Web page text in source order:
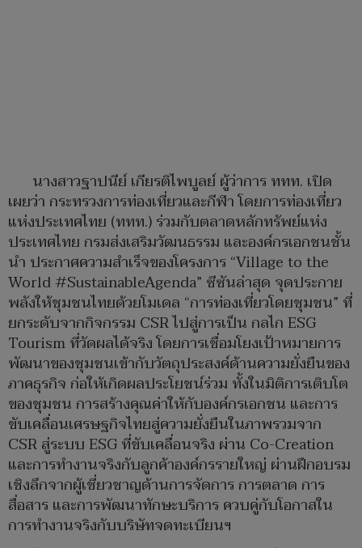
นางสาวฐาปนีย์ เกียรติไพบูลย์ ผู้ว่าการ ททท. เปิด
เผยว่า กระทรวงการท่องเที่ยวและกีฬา โดยการท่องเที่ยว
แห่งประเทศไทย (ททท.) ร่วมกับตลาดหลักทรัพย์แห่ง
ประเทศไทย กรมส่งเสริมวัฒนธรรม และองค์กรเอกชนชั้น
นำ ประกาศความสำเร็จของโครงการ “Village to the
World #SustainableAgenda” ซีซันล่าสุด จุดประกาย
พลังให้ชุมชนไทยด้วยโมเดล “การท่องเที่ยวโดยชุมชน” ที่
ยกระดับจากกิจกรรม CSR ไปสู่การเป็น กลไก ESG
Tourism ที่วัดผลได้จริง โดยการเชื่อมโยงเป้าหมายการ
พัฒนาของชุมชนเข้ากับวัตถุประสงค์ด้านความยั่งยืนของ
ภาคธุรกิจ ก่อให้เกิดผลประโยชน์ร่วม ทั้งในมิติการเติบโต
ของชุมชน การสร้างคุณค่าให้กับองค์กรเอกชน และการ
ขับเคลื่อนเศรษฐกิจไทยสู่ความยั่งยืนในภาพรวมจาก
CSR สู่ระบบ ESG ที่ขับเคลื่อนจริง ผ่าน Co-Creation
และการทำงานจริงกับลูกค้าองค์กรรายใหญ่ ผ่านฝึกอบรม
เชิงลึกจากผู้เชี่ยวชาญด้านการจัดการ การตลาด การ
สื่อสาร และการพัฒนาทักษะบริการ ควบคู่กับโอกาสใน
การทำงานจริงกับบริษัทจดทะเบียนฯ